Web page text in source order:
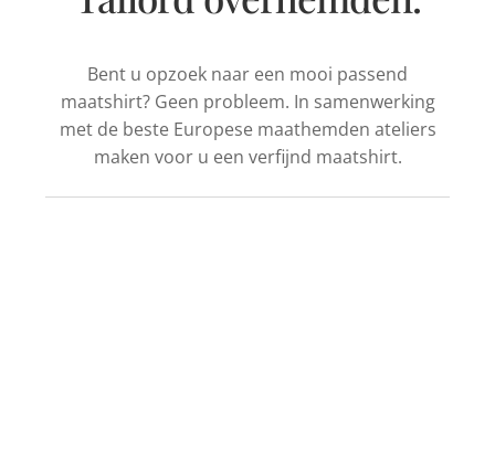
Bent u opzoek naar een mooi passend
maatshirt? Geen probleem. In samenwerking
met de beste Europese maathemden ateliers
maken voor u een verfijnd maatshirt.